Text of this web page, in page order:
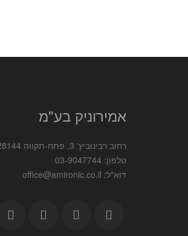
אמירוניק בע"מ
רחוב רבינוביץ' 3, פתח-תקווה 4928144.
טלפון: 03-9047744
דוא"ל: office@amironic.co.il